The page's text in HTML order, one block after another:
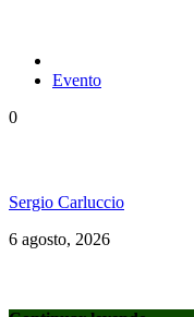
Evento
0
Sergio Carluccio
6 agosto, 2026